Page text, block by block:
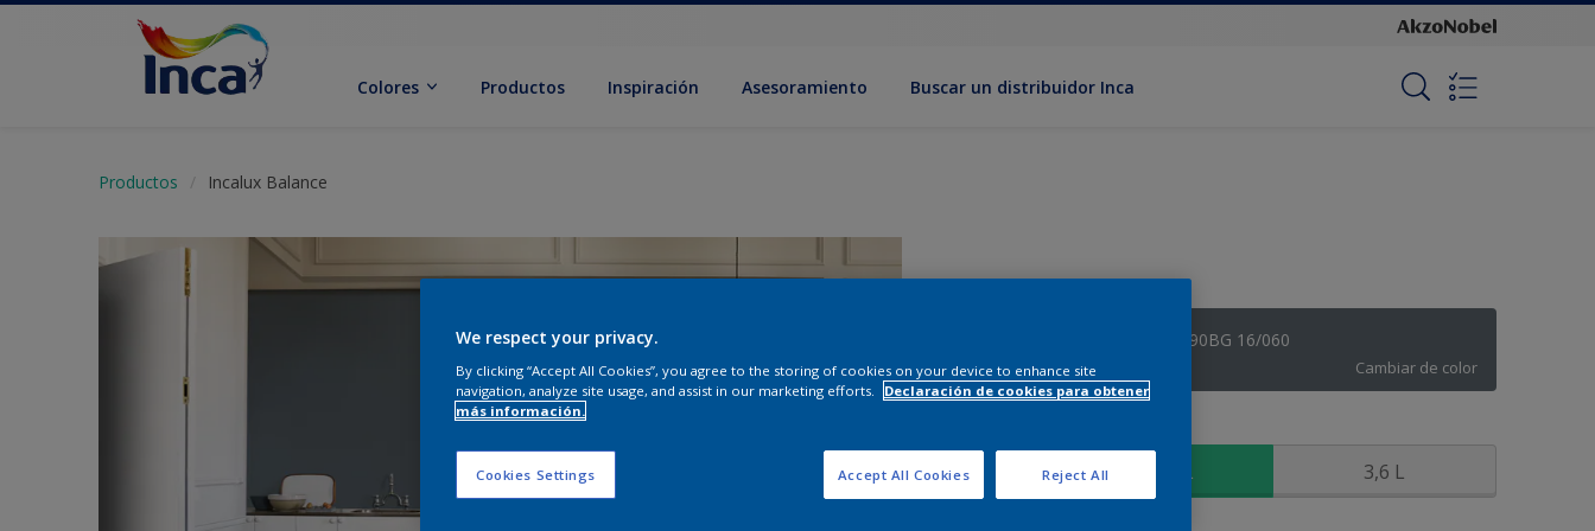
Colores Productos Inspiración Asesoramiento Buscar un distribuidor Inca
Productos Incalux Balance
Gris Nórdico - 90BG 16/060
Cambiar de color
900 ML 3,6 L
We respect your privacy.
By clicking “Accept All Cookies”, you agree to the storing of cookies on your device to enhance site
navigation, analyze site usage, and assist in our marketing efforts.
Declaración de cookies para obtener
más información.
Cookies Settings Reject All
Accept All Cookies